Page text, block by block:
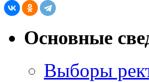
Основные
Выборы